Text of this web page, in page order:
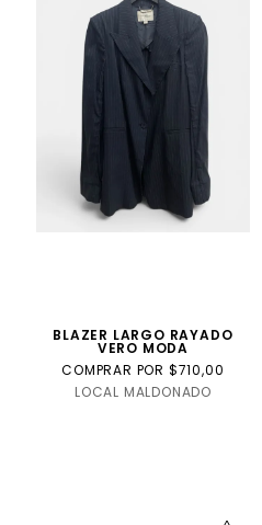
BLAZER LARGO RAYADO
VERO MODA
COMPRAR POR $710,00
LOCAL MALDONADO